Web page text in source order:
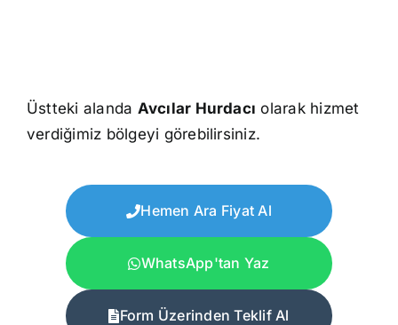
Üstteki alanda Avcılar Hurdacı olarak hizmet
verdiğimiz bölgeyi görebilirsiniz.
Hemen Ara Fiyat Al
WhatsApp'tan Yaz
Form Üzerinden Teklif Al